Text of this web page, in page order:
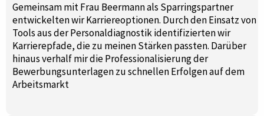
Gemeinsam mit Frau Beermann als Sparringspartner
entwickelten wir Karriereoptionen. Durch den Einsatz von
Tools aus der Personaldiagnostik identifizierten wir
Karrierepfade, die zu meinen Stärken passten. Darüber
hinaus verhalf mir die Professionalisierung der
Bewerbungsunterlagen zu schnellen Erfolgen auf dem
Arbeitsmarkt